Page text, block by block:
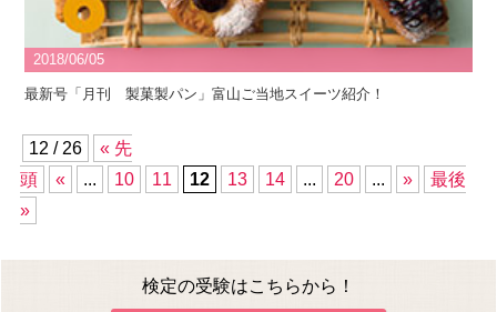
2018/06/05
最新号「月刊 製菓製パン」富山ご当地スイーツ紹介！
12 / 26
« 先
頭
« ... 10 11 12 13 14 ... 20 ... »
最後
»
検定の受験はこちらから！